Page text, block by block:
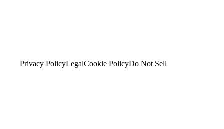
Privacy PolicyLegalCookie PolicyDo Not Sell